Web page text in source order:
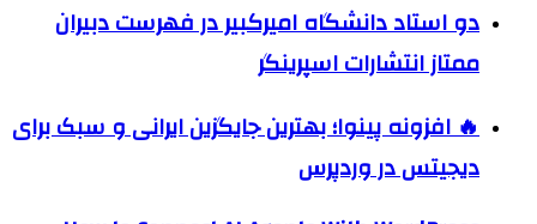
دو استاد دانشگاه امیرکبیر در فهرست دبیران
ممتاز انتشارات اسپرینگر
🔥 افزونه پینوا؛ بهترین جایگزین ایرانی و سبک برای
دیجیتس در وردپرس